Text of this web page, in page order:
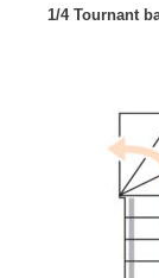
1/4 Tournant